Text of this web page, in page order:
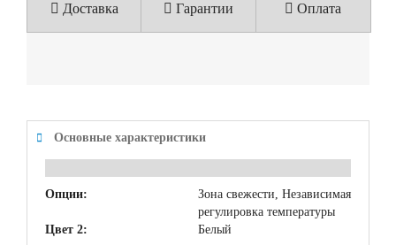
Доставка Гарантии Оплата
Основные характеристики
Опции:
Зона свежести, Независимая
регулировка температуры
Цвет 2:
Белый